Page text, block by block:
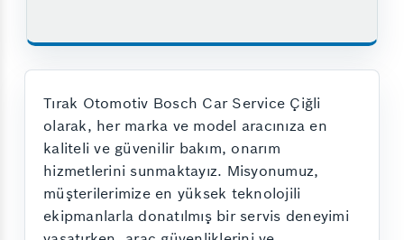
Tırak Otomotiv Bosch Car Service Çiğli
olarak, her marka ve model aracınıza en
kaliteli ve güvenilir bakım, onarım
hizmetlerini sunmaktayız. Misyonumuz,
müşterilerimize en yüksek teknolojili
ekipmanlarla donatılmış bir servis deneyimi